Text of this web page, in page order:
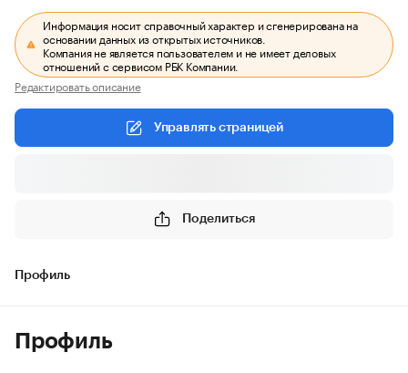
Информация носит справочный характер и сгенерирована на
основании данных из открытых источников.
Компания не является пользователем и не имеет деловых
отношений с сервисом РБК Компании.
Редактировать описание
Управлять страницей
Поделиться
Профиль
Профиль